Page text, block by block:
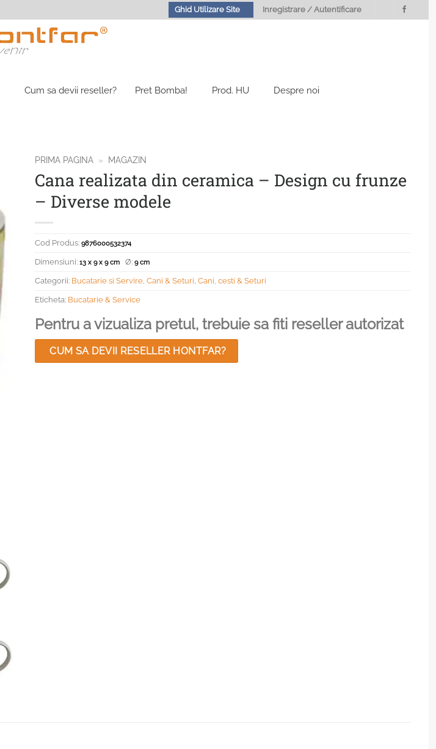
Ghid Utilizare Site Inregistrare / Autentificare
Cum sa devii reseller? Pret Bomba! Prod. HU Despre noi
PRIMA PAGINA » MAGAZIN
Cana realizata din ceramica – Design cu frunze
– Diverse modele
Cod Produs: 9876000532374
Dimensiuni: 13 x 9 x 9 cm Ø: 9 cm
Categorii: Bucatarie si Servire Cani & Seturi Cani, cesti & Seturi
Eticheta: Bucatarie & Service
Pentru a vizualiza pretul, trebuie sa fiti reseller autorizat
CUM SA DEVII RESELLER HONTFAR?